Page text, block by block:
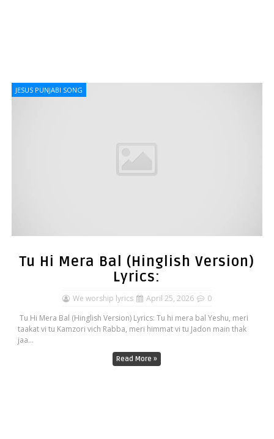
JESUS PUNJABI SONG
Tu Hi Mera Bal (Hinglish Version)
Lyrics:
We worship lyrics April 25, 2026
0
Tu Hi Mera Bal (Hinglish Version) Lyrics: Tu hi mera bal Yeshu, meri
taakat vi tu Kamzori vich Rabba, meri himmat vi tu Jadon main thak
jaa...
Read More »